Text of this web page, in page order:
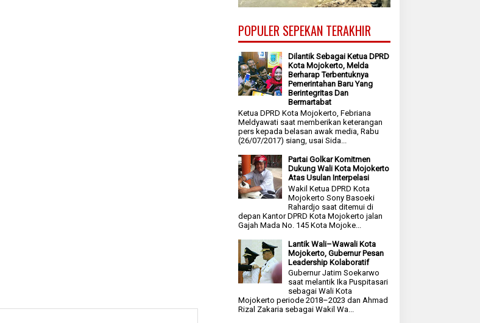
POPULER SEPEKAN TERAKHIR
Dilantik Sebagai Ketua DPRD
Kota Mojokerto, Melda
Berharap Terbentuknya
Pemerintahan Baru Yang
Berintegritas Dan
Bermartabat
Ketua DPRD Kota Mojokerto, Febriana
Meldyawati saat memberikan keterangan
pers kepada belasan awak media, Rabu
(26/07/2017) siang, usai Sida...
Partai Golkar Komitmen
Dukung Wali Kota Mojokerto
Atas Usulan Interpelasi
Wakil Ketua DPRD Kota
Mojokerto Sony Basoeki
Rahardjo saat ditemui di
depan Kantor DPRD Kota Mojokerto jalan
Gajah Mada No. 145 Kota Mojoke...
Lantik Wali–Wawali Kota
Mojokerto, Gubernur Pesan
Leadership Kolaboratif
Gubernur Jatim Soekarwo
saat melantik Ika Puspitasari
sebagai Wali Kota
Mojokerto periode 2018–2023 dan Ahmad
Rizal Zakaria sebagai Wakil Wa...